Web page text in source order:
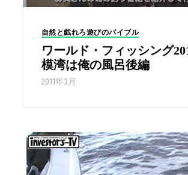
自然と戯れろ遊びのバイブル
ワールド・フィッシング
模湾は俺の風呂後編
2011年3月